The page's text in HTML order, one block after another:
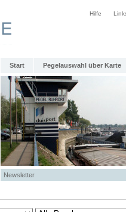
Hilfe
Start Pegelauswahl über Karte
Newsletter